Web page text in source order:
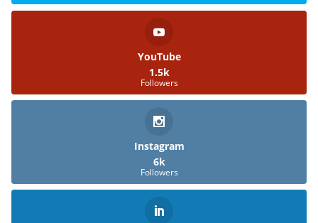
YouTube
1.5k
Followers
Instagram
6k
Followers